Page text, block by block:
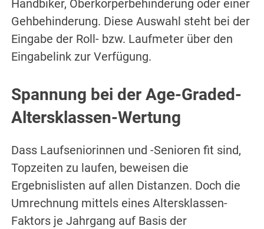
Handbiker, Oberkörperbehinderung oder einer
Gehbehinderung. Diese Auswahl steht bei der
Eingabe der Roll- bzw. Laufmeter über den
Eingabelink zur Verfügung.
Spannung bei der Age-Graded-
Altersklassen-Wertung
Dass Laufseniorinnen und -Senioren fit sind,
Topzeiten zu laufen, beweisen die
Ergebnislisten auf allen Distanzen. Doch die
Umrechnung mittels eines Altersklassen-
Faktors je Jahrgang auf Basis der